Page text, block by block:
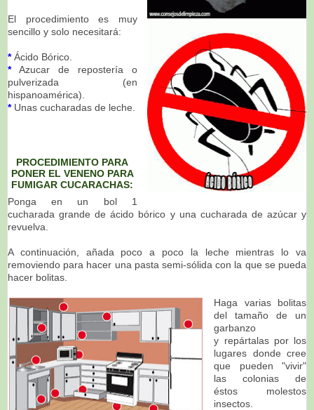
El procedimiento es muy
sencillo y solo necesitará:
*Ácido Bórico.
*Azucar de repostería o
pulverizada (en
hispanoamérica).
*Unas cucharadas de leche.
PROCEDIMIENTO PARA
PONER EL VENENO PARA
FUMIGAR CUCARACHAS:
Ponga en un bol 1
cucharada grande de ácido bórico y una cucharada de azúcar y
revuelva.
A continuación, añada poco a poco la leche mientras lo va
removiendo para hacer una pasta semi-sólida con la que se pueda
hacer bolitas.
Haga varias bolitas
del tamaño de un
garbanzo
y repártalas por los
lugares donde cree
que pueden "vivir"
las colonias de
éstos molestos
insectos.